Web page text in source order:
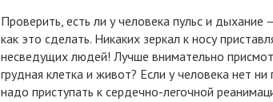
Проверить, есть ли у человека пульс и дыхание
как это сделать. Никаких зеркал к носу
несведущих людей! Лучше внимательно
грудная клетка и живот? Eсли у человека нет
надо приступать к сердечно-легочной